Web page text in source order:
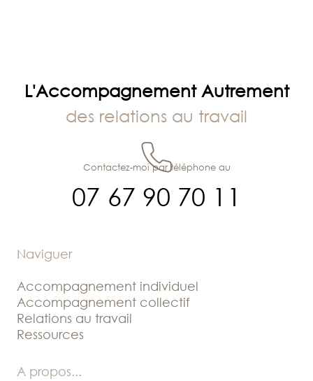
L'Accompagnement Autrement
des relations au travail
07 67 90 70 11
Contactez-moi par téléphone au
Naviguer
Accompagnement individuel
Accompagnement collectif
Relations au travail
Ressources
A propos...